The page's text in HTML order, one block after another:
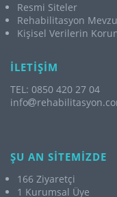
Resmi Siteler
Rehabilitasyon
Kişisel Verilerin
İLETİŞİM
TEL: 0850 420 27 04
info
ŞU AN SİTEMİZDE
166 Ziyaretçi
1 Kurumsal Üye